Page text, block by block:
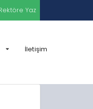
Yaz
İletişim